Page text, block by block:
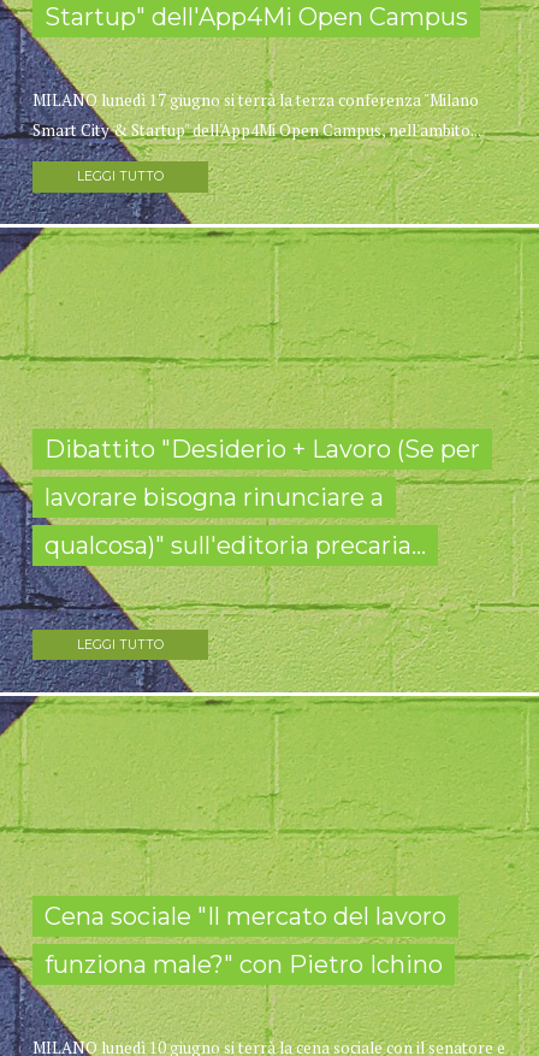
Startup" dell'App4Mi Open Campus
MILANO lunedì 17 giugno si terrà la terza conferenza "Milano
Smart City & Startup" dell'App4Mi Open Campus, nell'ambito...
LEGGI TUTTO
Dibattito "Desiderio + Lavoro (Se per
lavorare bisogna rinunciare a
qualcosa)" sull'editoria precaria...
LEGGI TUTTO
Cena sociale "Il mercato del lavoro
funziona male?" con Pietro Ichino
MILANO lunedì 10 giugno si terrà la cena sociale con il senatore e